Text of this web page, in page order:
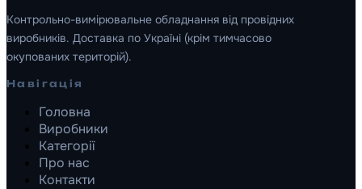
Контрольно-вимірювальне обладнання від провідних
виробників. Доставка по Україні (крім тимчасово
окупованих територій).
Навігація
Головна
Виробники
Категорії
Про нас
Контакти